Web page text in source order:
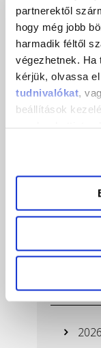
partnerektől
hogy még jobb
harmadik féltől
végezhetnek. Ha
kérjük, olvassa el
tudnivalókat ,
beállítások
nyomva csak a
Ez is